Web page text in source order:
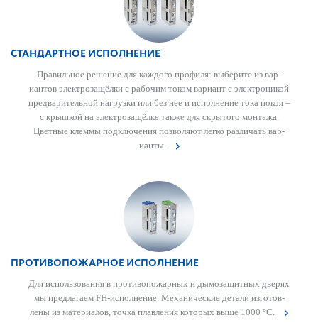
СТАНДАРТНОЕ ИСПОЛНЕНИЕ
Прав­ильное решение для каждого профиля: выберите из вар­
иантов электрозащёлки с рабочим током вар­иант с электроникой
предвар­ительной нагрузки или без нее и исполнение тока покоя –
с крышкой на электрозащёлке также для скрытого монтажа.
Цветные клеммы под­ключения позв­оляют легко различать вар­
ианты.
ПРОТИВОПОЖАРНОЕ ИСПОЛНЕНИЕ
Для исполь­зования в против­опожарных и дымозащитных дверях
мы предлагаем FH-исполнение. Механические детали изготов­
лены из матер­иалов, точка плав­ления которых выше 1000 °C.